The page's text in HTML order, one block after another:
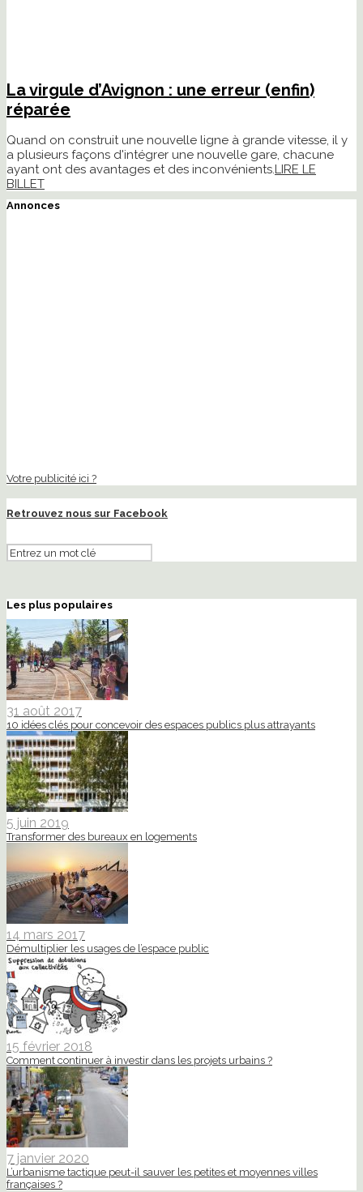
La virgule d’Avignon : une erreur (enfin)
réparée
Quand on construit une nouvelle ligne à grande vitesse, il y
a plusieurs façons d'intégrer une nouvelle gare, chacune
ayant ont des avantages et des inconvénients. LIRE LE
BILLET
Annonces
Votre publicité ici ?
Retrouvez nous sur Facebook
Les plus populaires
31 août 2017
10 idées clés pour concevoir des espaces publics plus attrayants
5 juin 2019
Transformer des bureaux en logements
14 mars 2017
Démultiplier les usages de l’espace public
15 février 2018
Comment continuer à investir dans les projets urbains ?
7 janvier 2020
L’urbanisme tactique peut-il sauver les petites et moyennes villes
françaises ?